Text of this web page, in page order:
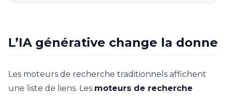
L’IA générative change la donne
Les moteurs de recherche traditionnels affichent
une liste de liens. Les moteurs de recherche